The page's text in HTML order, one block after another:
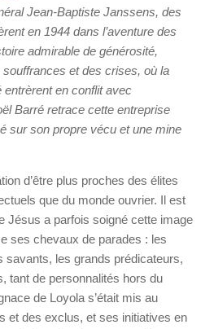
Jean-Baptiste Janssens, des
en 1944 dans l’aventure des
admirable de générosité,
et des crises, où la
en conflit avec
Barré retrace cette entreprise
sur son propre vécu et une mine
d’être plus proches des élites
que du monde ouvrier. Il est
Jésus a parfois soigné cette image
ses chevaux de parades : les
savants, les grands prédicateurs,
tant de personnalités hors du
de Loyola s’était mis au
et des exclus, et ses initiatives en